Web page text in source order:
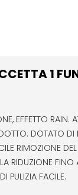
1
EFFETTO RAIN.
DOTATO DI
RIMOZIONE
LA RIDUZIONE
PULIZIA FACILE.